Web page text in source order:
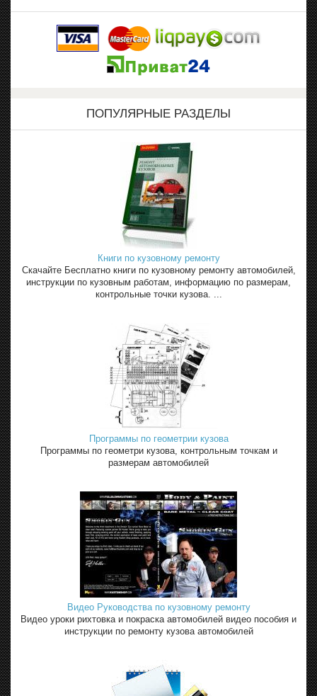
ПОПУЛЯРНЫЕ РАЗДЕЛЫ
Книги по кузовному ремонту
Скачайте Бесплатно книги по кузовному ремонту автомобилей,
инструкции по кузовным работам, информацию по размерам,
контрольные точки кузова. ...
Программы по геометрии кузова
Программы по геометри кузова, контрольным точкам и
размерам автомобилей
Видео Руководства по кузовному ремонту
Видео уроки рихтовка и покраска автомобилей видео пособия и
инструкции по ремонту кузова автомобилей